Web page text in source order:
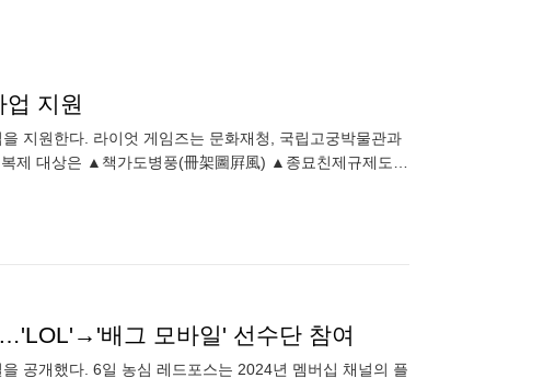
지원
지원한다. 라이엇 게임즈는 문화재청, 국립고궁박물관과
제 대상은 ▲책가도병풍(冊架圖屛風) ▲종묘친제규제도설
배그 모바일' 선수단 참여
공개했다. 6일 농심 레드포스는 2024년 멤버십 채널의 플